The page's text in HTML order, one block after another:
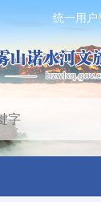
统一用户